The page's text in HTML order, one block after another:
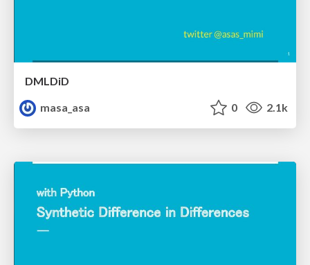
DMLDiD
masa_asa
0 2.1k